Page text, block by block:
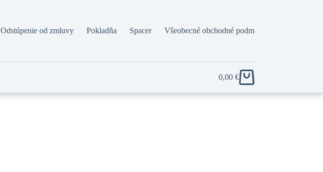
Odstúpenie od zmluvy Pokladňa Spacer Všeobecné obchodné podmienky
Shopping
0,00 €